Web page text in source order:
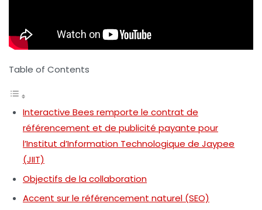
Table of Contents
Interactive Bees remporte le contrat de
référencement et de publicité payante pour
l’Institut d’Information Technologique de Jaypee
(JIIT)
Objectifs de la collaboration
Accent sur le référencement naturel (SEO)